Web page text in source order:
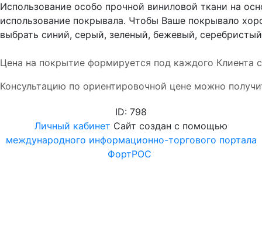
Использование особо прочной виниловой ткани на
использование покрывала. Чтобы Ваше покрывало
выбрать синий, серый, зеленый, бежевый,
Цена на покрытие формируется под каждого Клиента
Консультацию по ориентировочной цене можно
ID: 798
Личный кабинет Сайт создан с помощью
международного информационно-торгового портала
ФортРОС